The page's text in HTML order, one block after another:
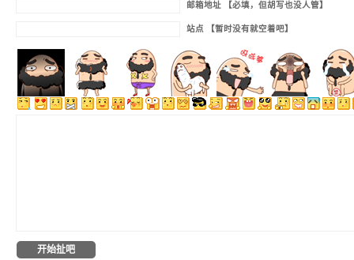
邮箱地址 【必填，但胡写也没人管】
站点 【暂时没有就空着吧】